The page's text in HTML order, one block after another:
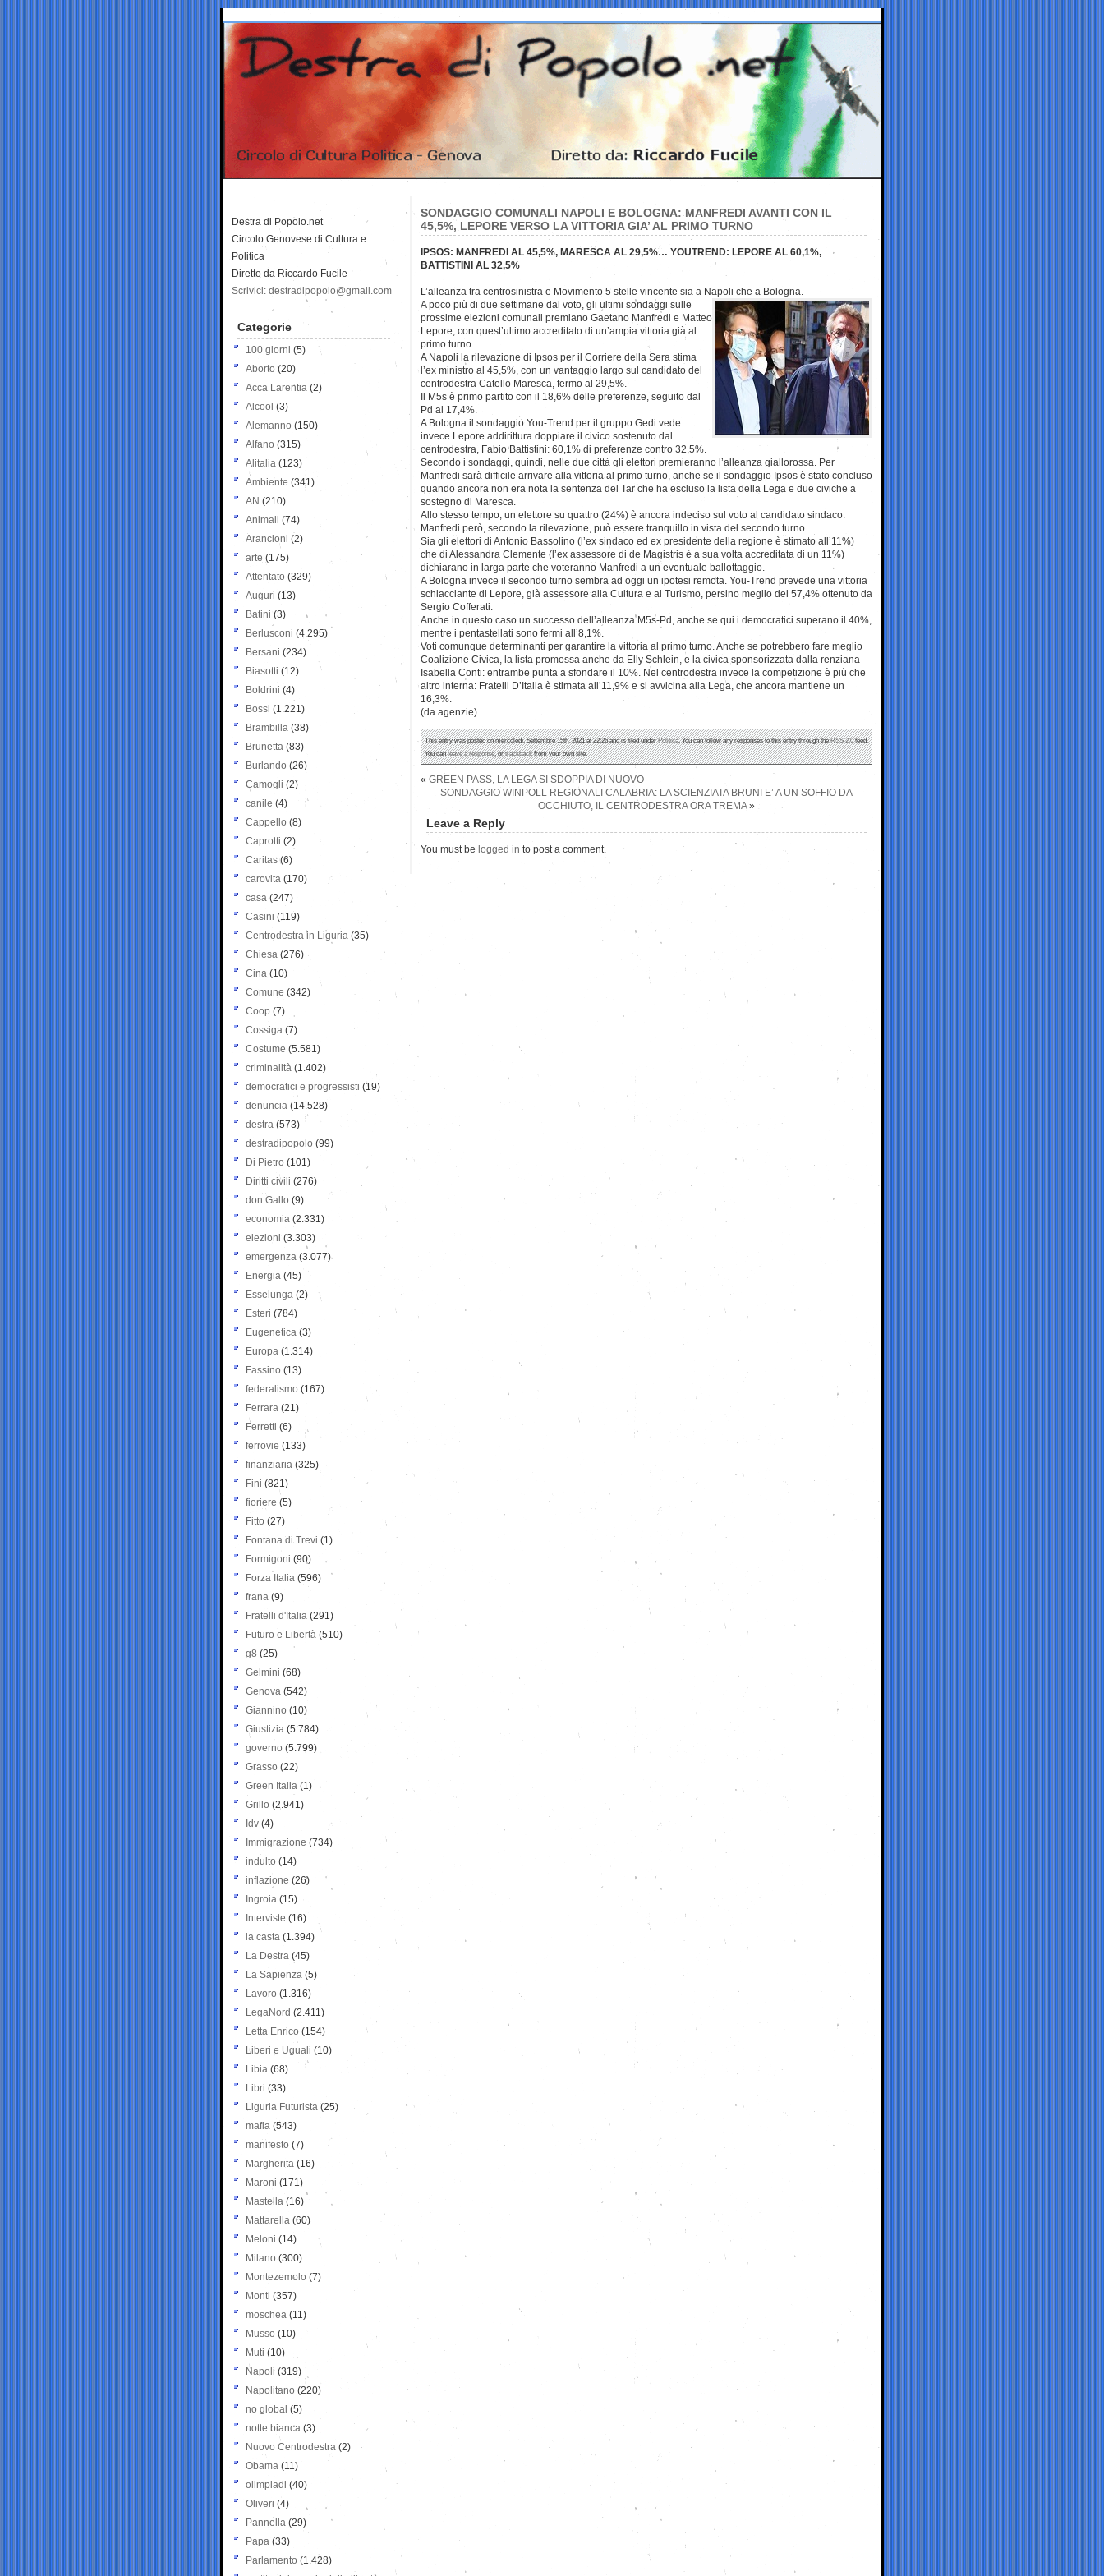
SONDAGGIO COMUNALI NAPOLI E BOLOGNA: MANFREDI AVANTI CON IL
45,5%, LEPORE VERSO LA VITTORIA GIA’ AL PRIMO TURNO
IPSOS: MANFREDI AL 45,5%, MARESCA AL 29,5%… YOUTREND: LEPORE AL 60,1%,
BATTISTINI AL 32,5%
L’alleanza tra centrosinistra e Movimento 5 stelle vincente sia a Napoli che a Bologna.
A poco più di due settimane dal voto, gli ultimi sondaggi sulle
prossime elezioni comunali premiano Gaetano Manfredi e Matteo
Lepore, con quest’ultimo accreditato di un’ampia vittoria già al
primo turno.
A Napoli la rilevazione di Ipsos per il Corriere della Sera stima
l’ex ministro al 45,5%, con un vantaggio largo sul candidato del
centrodestra Catello Maresca, fermo al 29,5%.
Il M5s è primo partito con il 18,6% delle preferenze, seguito dal
Pd al 17,4%.
A Bologna il sondaggio You-Trend per il gruppo Gedi vede
invece Lepore addirittura doppiare il civico sostenuto dal
centrodestra, Fabio Battistini: 60,1% di preferenze contro 32,5%.
Secondo i sondaggi, quindi, nelle due città gli elettori premieranno l’alleanza giallorossa. Per
Manfredi sarà difficile arrivare alla vittoria al primo turno, anche se il sondaggio Ipsos è stato concluso
quando ancora non era nota la sentenza del Tar che ha escluso la lista della Lega e due civiche a
sostegno di Maresca.
Allo stesso tempo, un elettore su quattro (24%) è ancora indeciso sul voto al candidato sindaco.
Manfredi però, secondo la rilevazione, può essere tranquillo in vista del secondo turno.
Sia gli elettori di Antonio Bassolino (l’ex sindaco ed ex presidente della regione è stimato all’11%)
che di Alessandra Clemente (l’ex assessore di de Magistris è a sua volta accreditata di un 11%)
dichiarano in larga parte che voteranno Manfredi a un eventuale ballottaggio.
A Bologna invece il secondo turno sembra ad oggi un ipotesi remota. You-Trend prevede una vittoria
schiacciante di Lepore, già assessore alla Cultura e al Turismo, persino meglio del 57,4% ottenuto da
Sergio Cofferati.
Anche in questo caso un successo dell’alleanza M5s-Pd, anche se qui i democratici superano il 40%,
mentre i pentastellati sono fermi all’8,1%.
Voti comunque determinanti per garantire la vittoria al primo turno. Anche se potrebbero fare meglio
Coalizione Civica, la lista promossa anche da Elly Schlein, e la civica sponsorizzata dalla renziana
Isabella Conti: entrambe punta a sfondare il 10%. Nel centrodestra invece la competizione è più che
altro interna: Fratelli D’Italia è stimata all’11,9% e si avvicina alla Lega, che ancora mantiene un
16,3%.
(da agenzie)
This entry was posted on mercoledì, Settembre 15th, 2021 at 22:26 and is filed underPolitica. You can follow any responses to this entry through theRSS 2.0feed.
You canleave a response, ortrackbackfrom your own site.
« GREEN PASS, LA LEGA SI SDOPPIA DI NUOVO
SONDAGGIO WINPOLL REGIONALI CALABRIA: LA SCIENZIATA BRUNI E’ A UN SOFFIO DA
OCCHIUTO, IL CENTRODESTRA ORA TREMA»
Leave a Reply
You must be logged in to post a comment.
Destra di Popolo.net
Circolo Genovese di Cultura e
Politica
Diretto da Riccardo Fucile
Scrivici: destradipopolo@gmail.com
Categorie
100 giorni (5)
Aborto (20)
Acca Larentia (2)
Alcool (3)
Alemanno (150)
Alfano (315)
Alitalia (123)
Ambiente (341)
AN (210)
Animali (74)
Arancioni (2)
arte (175)
Attentato (329)
Auguri (13)
Batini (3)
Berlusconi (4.295)
Bersani (234)
Biasotti (12)
Boldrini (4)
Bossi (1.221)
Brambilla (38)
Brunetta (83)
Burlando (26)
Camogli (2)
canile (4)
Cappello (8)
Caprotti (2)
Caritas (6)
carovita (170)
casa (247)
Casini (119)
Centrodestra in Liguria (35)
Chiesa (276)
Cina (10)
Comune (342)
Coop (7)
Cossiga (7)
Costume (5.581)
criminalità (1.402)
democratici e progressisti (19)
denuncia (14.528)
destra (573)
destradipopolo (99)
Di Pietro (101)
Diritti civili (276)
don Gallo (9)
economia (2.331)
elezioni (3.303)
emergenza (3.077)
Energia (45)
Esselunga (2)
Esteri (784)
Eugenetica (3)
Europa (1.314)
Fassino (13)
federalismo (167)
Ferrara (21)
Ferretti (6)
ferrovie (133)
finanziaria (325)
Fini (821)
fioriere (5)
Fitto (27)
Fontana di Trevi (1)
Formigoni (90)
Forza Italia (596)
frana (9)
Fratelli d'Italia (291)
Futuro e Libertà (510)
g8 (25)
Gelmini (68)
Genova (542)
Giannino (10)
Giustizia (5.784)
governo (5.799)
Grasso (22)
Green Italia (1)
Grillo (2.941)
Idv (4)
Immigrazione (734)
indulto (14)
inflazione (26)
Ingroia (15)
Interviste (16)
la casta (1.394)
La Destra (45)
La Sapienza (5)
Lavoro (1.316)
LegaNord (2.411)
Letta Enrico (154)
Liberi e Uguali (10)
Libia (68)
Libri (33)
Liguria Futurista (25)
mafia (543)
manifesto (7)
Margherita (16)
Maroni (171)
Mastella (16)
Mattarella (60)
Meloni (14)
Milano (300)
Montezemolo (7)
Monti (357)
moschea (11)
Musso (10)
Muti (10)
Napoli (319)
Napolitano (220)
no global (5)
notte bianca (3)
Nuovo Centrodestra (2)
Obama (11)
olimpiadi (40)
Oliveri (4)
Pannella (29)
Papa (33)
Parlamento (1.428)